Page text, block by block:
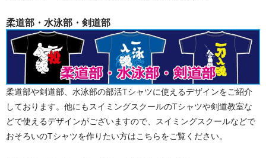
柔道部・水泳部・剣道部
柔道部や剣道部、水泳部の部活Tシャツに使えるデザインをご紹介
しております。他にもスイミングスクールのTシャツや剣道教室な
どで使えるデザインがございますので、スイミングスクールなどで
おそろいのTシャツを作りたい方はこちらをご覧ください。